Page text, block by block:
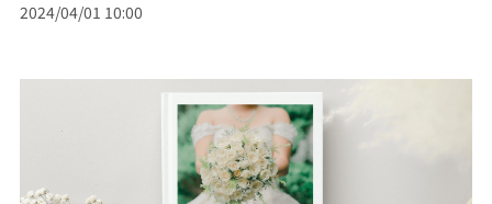
2024/04/01 10:00